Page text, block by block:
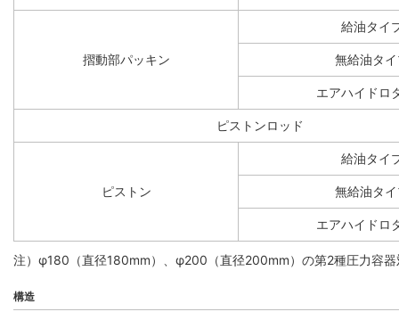
摺動部パッキン
給油タイ
無給油タ
エアハイドロ
ピストンロッド
ピストン
給油タイ
無給油タ
エアハイドロ
注）φ180（直径180mm）、φ200（直径200mm）の第2種圧力容
構造